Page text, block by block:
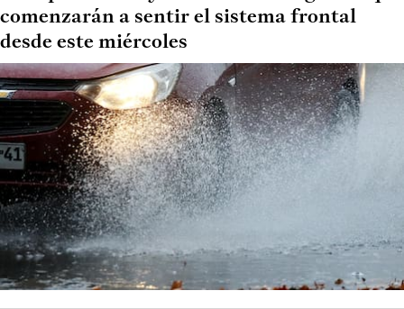
comenzarán a sentir el sistema frontal
desde este miércoles